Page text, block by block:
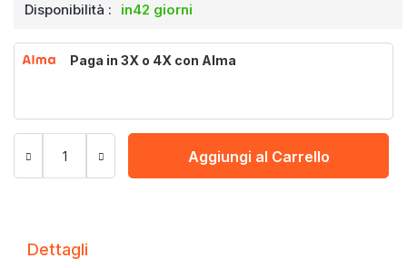
Disponibilità : in42 giorni
Paga in 3X o 4X con Alma
Aggiungi al Carrello
Dettagli